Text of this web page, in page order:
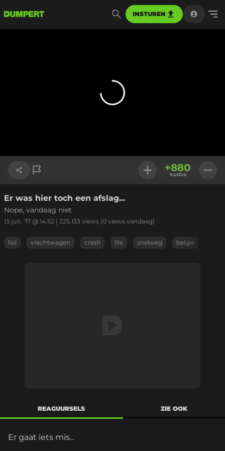
INSTUREN
Link kopiëren
+880
kudos
Er was hier toch een afslag...
Nope, vandaag niet
13 jun. '17 @ 14:52 | 225.133 views (0 views vandaag)
fail vrachtwagen crash file snelweg belgie
REAGUURSELS ZIE OOK
Er gaat iets mis...